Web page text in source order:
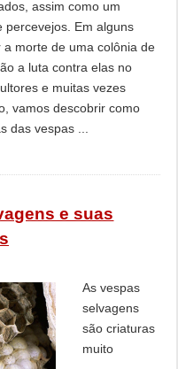
assim como um
percevejos. Em alguns
morte de uma colônia de
a luta contra elas no
e muitas vezes
vamos descobrir como
das vespas ...
e suas
As vespas
selvagens
são criaturas
muito